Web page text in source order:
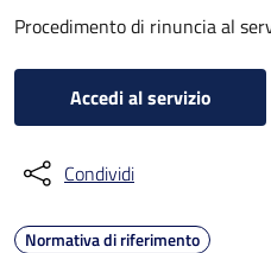
Procedimento di rinuncia al
Accedi al servizio
Condividi
Normativa di riferimento